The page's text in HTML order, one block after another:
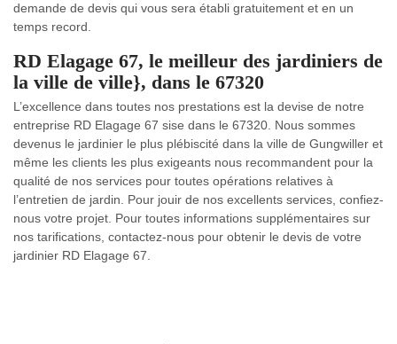
demande de devis qui vous sera établi gratuitement et en un
temps record.
RD Elagage 67, le meilleur des jardiniers de
la ville de ville}, dans le 67320
L’excellence dans toutes nos prestations est la devise de notre
entreprise RD Elagage 67 sise dans le 67320. Nous sommes
devenus le jardinier le plus plébiscité dans la ville de Gungwiller et
même les clients les plus exigeants nous recommandent pour la
qualité de nos services pour toutes opérations relatives à
l’entretien de jardin. Pour jouir de nos excellents services, confiez-
nous votre projet. Pour toutes informations supplémentaires sur
nos tarifications, contactez-nous pour obtenir le devis de votre
jardinier RD Elagage 67.